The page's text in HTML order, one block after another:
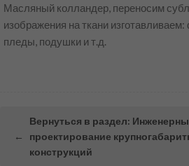
Масляный колландер, переносим
изображения на ткани
пледы, подушки и т.д.
←
Вернуться в раздел:
проектирование
конструкций